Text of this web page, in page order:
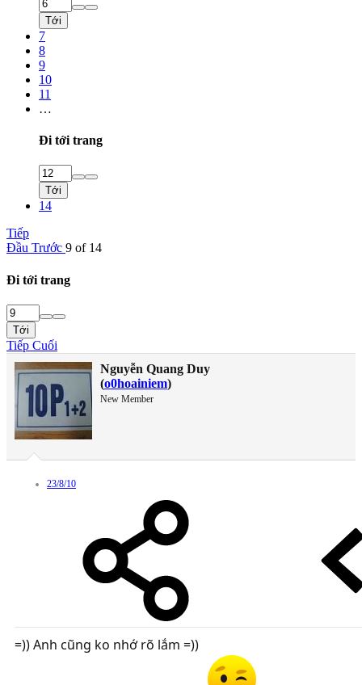
Tới
7
8
9
10
11
…
Đi tới trang
Tới
14
Tiếp
Đầu Trước 9 of 14
Đi tới trang
Tới
Tiếp Cuối
Nguyễn Quang Duy
(o0hoainiem)
New Member
23/8/10
=)) Anh cũng ko nhớ rõ lắm =))